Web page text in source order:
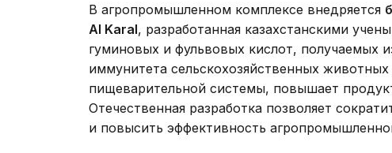
В агропромышленном комплексе внедряется
Al Karal, разработанная казахстанскими
гуминовых и фульвовых кислот, получаемых
иммунитета сельскохозяйственных
пищеварительной системы, повышает
Отечественная разработка позволяет
и повысить эффективность